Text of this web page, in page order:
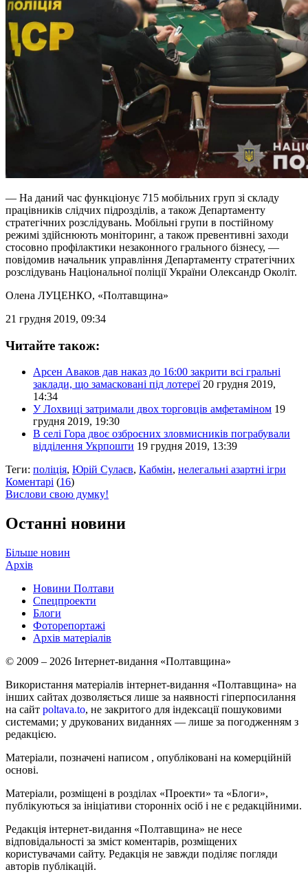
— На даний час функціонує 715 мобільних груп зі складу
працівників слідчих підрозділів, а також Департаменту
стратегічних розслідувань. Мобільні групи в постійному
режимі здійснюють моніторинг, а також превентивні заходи
стосовно профілактики незаконного грального бізнесу, —
повідомив начальник управління Департаменту стратегічних
розслідувань Національної поліції України Олександр Околіт.
Олена ЛУЦЕНКО, «Полтавщина»
21 грудня 2019, 09:34
Читайте також:
Арсен Аваков дав наказ до 16:00 закрити всі гральні
заклади, що замасковані під лотереї 20 грудня 2019,
14:34
У Лохвиці затримали двох торговців амфетаміном 19
грудня 2019, 19:30
В селі Гора двоє озброєних зловмисників пограбували
відділення Укрпошти 19 грудня 2019, 13:39
Теги: поліція, Юрій Сулаєв, Кабмін, нелегальні азартні ігри
Коментарі (16)
Вислови свою думку!
Останні новини
Більше новин
Архів
Новини Полтави
Спецпроекти
Блоги
Фоторепортажі
Архів матеріалів
© 2009 – 2026 Інтернет-видання «Полтавщина»
Використання матеріалів інтернет-видання «Полтавщина» на
інших сайтах дозволяється лише за наявності гіперпосилання
на сайт poltava.to, не закритого для індексації пошуковими
системами; у друкованих виданнях — лише за погодженням з
редакцією.
Матеріали, позначені написом , опубліковані на комерційній
основі.
Матеріали, розміщені в розділах «Проекти» та «Блоги»,
публікуються за ініціативи сторонніх осіб і не є редакційними.
Редакція інтернет-видання «Полтавщина» не несе
відповідальності за зміст коментарів, розміщених
користувачами сайту. Редакція не завжди поділяє погляди
авторів публікацій.